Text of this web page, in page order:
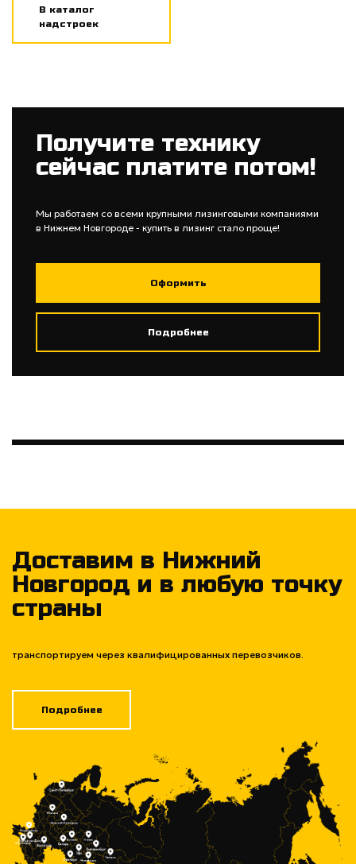
В каталог
надстроек
Получите технику
сейчас платите потом!
Мы работаем со всеми крупными лизинговыми компаниями
в Нижнем Новгороде - купить в лизинг стало проще!
Оформить
Подробнее
Доставим в Нижний
Новгород и в любую точку
страны
транспортируем через квалифицированных перевозчиков.
Подробнее